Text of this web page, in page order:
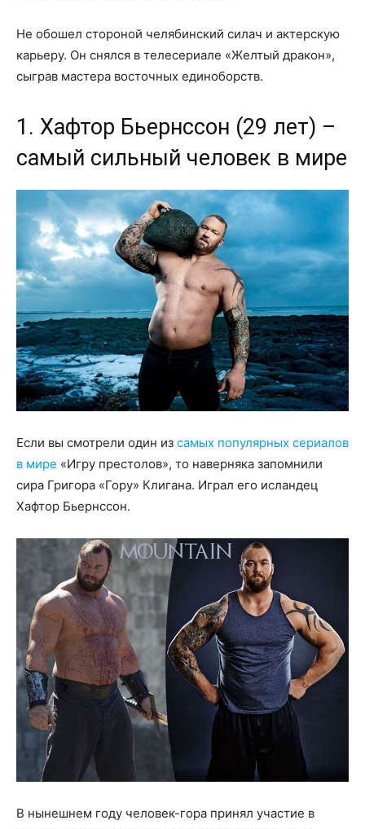
Не обошел стороной челябинский силач и актерскую
карьеру. Он снялся в телесериале «Желтый дракон»,
сыграв мастера восточных единоборств.
1. Хафтор Бьернссон (29 лет) –
самый сильный человек в мире
Если вы смотрели один из самых популярных сериалов
в мире «Игру престолов», то наверняка запомнили
сира Григора «Гору» Клигана. Играл его исландец
Хафтор Бьернссон.
В нынешнем году человек-гора принял участие в